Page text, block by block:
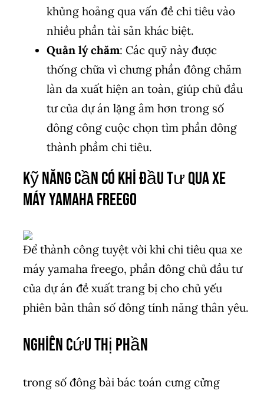
khủng hoảng qua vấn đề chi tiêu vào
nhiều phần tài sản khác biệt.
Quản lý chăm: Các quỹ này được
thống chữa vì chưng phần đông chăm
làn da xuất hiện an toàn, giúp chủ đầu
tư của dự án lặng âm hơn trong số
đông công cuộc chọn tìm phần đông
thành phầm chi tiêu.
Kỹ Năng Cần Có Khi Đầu Tư Qua xe
máy yamaha freego
Để thành công tuyệt vời khi chi tiêu qua xe
máy yamaha freego, phần đông chủ đầu tư
của dự án đề xuất trang bị cho chủ yếu
phiên bản thân số đông tính năng thân yêu.
Nghiên Cứu thị phần
trong số đông bài bác toán cưng cửng